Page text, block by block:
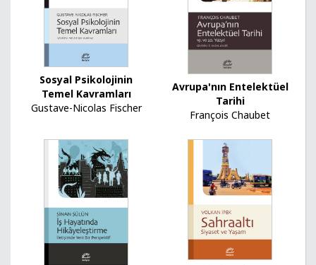
Sosyal Psikolojinin
Temel Kavramları
Gustave-Nicolas Fischer
Avrupa'nın Entelektüel
Tarihi
François Chaubet